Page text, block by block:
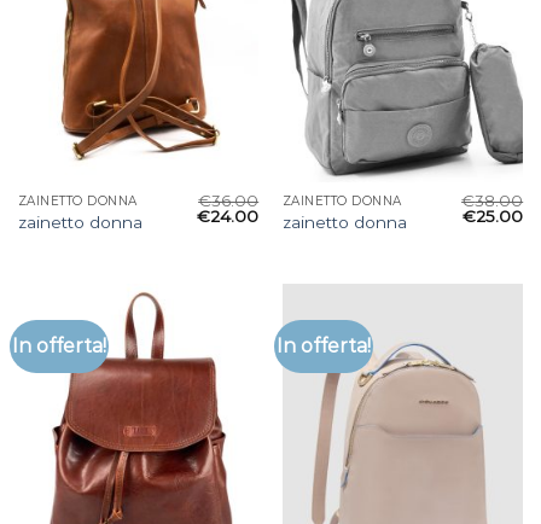
ZAINETTO DONNA
zainetto donna
€36.00
€24.00
ZAINETTO DONNA
zainetto donna
€38.00
€25.00
In offerta! In offerta!